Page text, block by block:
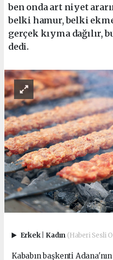
ben onda art niyet
belki hamur, belki
gerçek kıyma dağılır,
dedi.
Erkek Kadın (Haberi Sesli
Kababın başkenti